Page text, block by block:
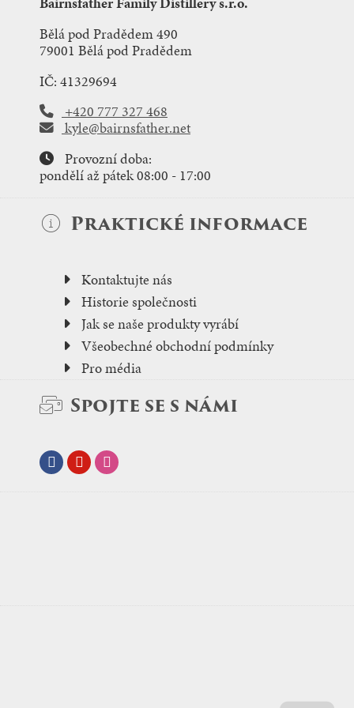
Bělá pod Pradědem 490
79001 Bělá pod Pradědem
IČ: 41329694
+420 777 327 468
kyle@bairnsfather.net
Provozní doba:
pondělí až pátek 08:00 - 17:00
Praktické informace
Kontaktujte nás
Historie společnosti
Jak se naše produkty vyrábí
Všeobechné obchodní podmínky
Pro média
Spojte se s námi
FacebookYoutube